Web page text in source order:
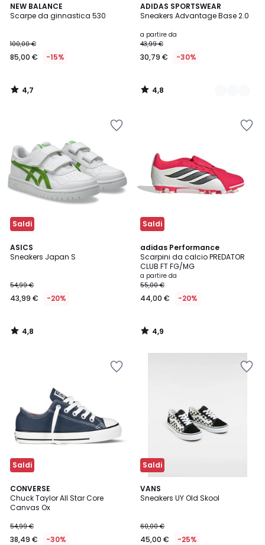
NEW BALANCE
Scarpe da ginnastica 530
100,00 €
85,00 € -15%
4,7
/ 5
4,7
/
ADIDAS SPORTSWEAR
Sneakers Advantage Base 2.0
a partire da
43,99 €
30,79 € -30%
4,8
/ 5
4
Colori
4,8
/
Saldi
ASICS
Sneakers Japan S
54,99 €
43,99 € -20%
4,8
/ 5
4,8
/
Saldi
adidas Performance
Scarpini da calcio PREDATOR
CLUB FT FG/MG
a partire da
55,00 €
44,00 € -20%
4,9
/ 5
4,9
/
Saldi
CONVERSE
Chuck Taylor All Star Core
Canvas Ox
54,99 €
38,49 € -30%
Saldi
VANS
Sneakers UY Old Skool
60,00 €
45,00 € -25%
4,6
/ 5